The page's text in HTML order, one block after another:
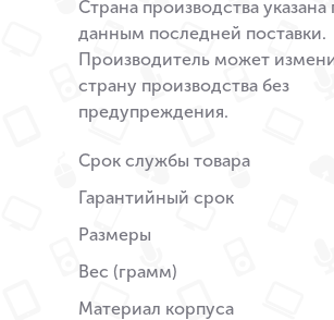
Страна производства указана
данным последней поставки.
Производитель может
страну производства без
предупреждения.
Срок службы товара
Гарантийный срок
Размеры
Вес (грамм)
Материал корпуса